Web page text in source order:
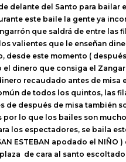
delante del Santo para bailar
este baile la gente ya
que saldrá de entre las
valientes que le enseñan
desde este momento (
el dinero que consiga el
recaudado antes de misa
de todos los quintos, las
de después de misa también
por lo que los bailes son
los espectadores, se baila
ESTEBAN apodado el NIÑO )
de cara al santo escoltado